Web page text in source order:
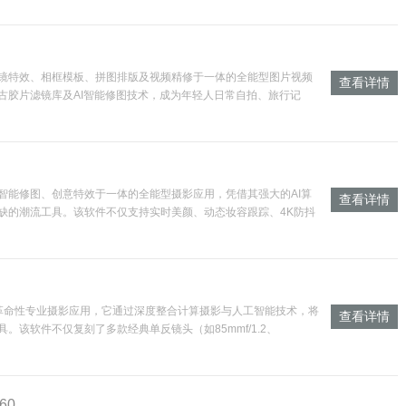
特效、相框模板、拼图排版及视频精修于一体的全能型图片视频
胶片滤镜库及AI智能修图技术，成为年轻人日常自拍、旅行记
查看详情
能修图、创意特效于一体的全能型摄影应用，凭借其强大的AI算
的潮流工具。该软件不仅支持实时美颜、动态妆容跟踪、4K防抖
查看详情
性专业摄影应用，它通过深度整合计算摄影与人工智能技术，将
该软件不仅复刻了多款经典单反镜头（如85mmf/1.2、
查看详情